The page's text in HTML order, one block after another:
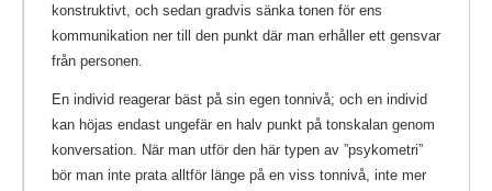
konstruktivt, och sedan gradvis sänka tonen för ens
kommunikation ner till den punkt där man erhåller ett gensvar
från personen.
En individ reagerar bäst på sin egen tonnivå; och en individ
kan höjas endast ungefär en halv punkt på tonskalan genom
konversation. När man utför den här typen av ”psykometri”
bör man inte prata alltför länge på en viss tonnivå, inte mer